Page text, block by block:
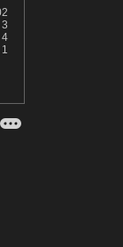
3
4
1